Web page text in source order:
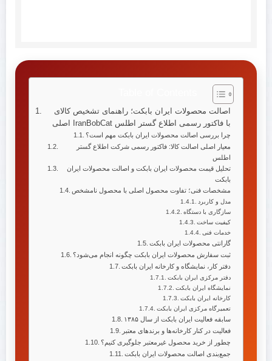
اصالت محصولات ایران بابکت؛ راهنمای تشخیص کالای
اصلی IranBobCat با فاکتور رسمی اطلاع گستر اطلس
چرا بررسی اصالت محصولات ایران بابکت مهم است؟
معیار اصلی اصالت کالا: فاکتور رسمی شرکت اطلاع گستر
اطلس
تحلیل قیمت محصولات ایران بابکت و اصالت محصولات ایران
بابکت
مشخصات فنی؛ تفاوت محصول اصلی با محصول نامشخص
مدل و کاربرد
سازگاری با دستگاه
کیفیت ساخت
خدمات فنی
گارانتی محصولات ایران بابکت
ثبت سفارش محصولات ایران بابکت چگونه انجام می‌شود؟
دفتر کار، نمایشگاه و کارخانه ایران بابکت
دفتر مرکزی ایران بابکت
نمایشگاه ایران بابکت
کارخانه ایران بابکت
تعمیرگاه مرکزی ایران بابکت
سابقه فعالیت ایران بابکت از سال ۱۳۸۵
فعالیت در کنار کارخانه‌ها و برندهای معتبر
چطور از خرید محصول غیرمعتبر جلوگیری کنیم؟
جمع‌بندی اصالت محصولات ایران بابکت